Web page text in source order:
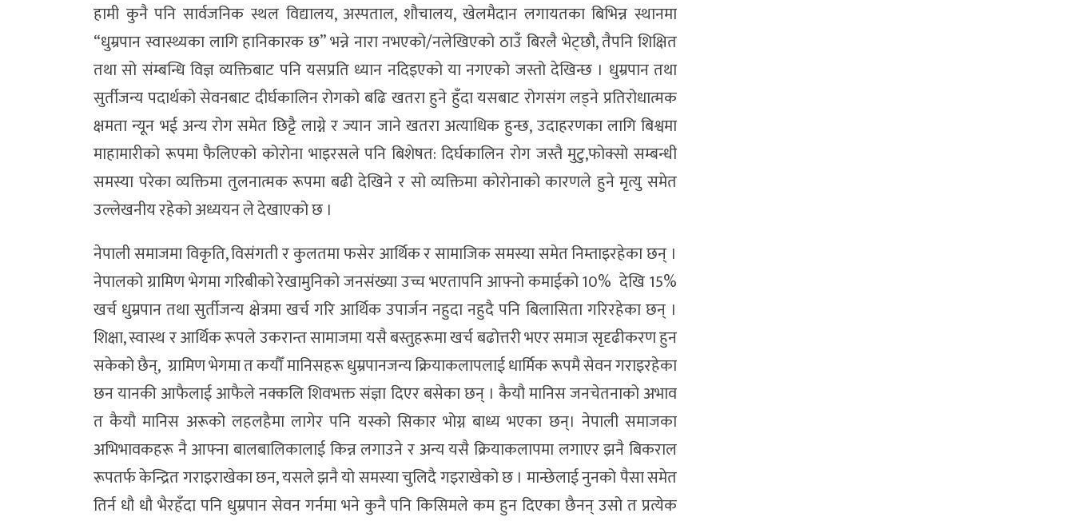
हामी कुनै पनि सार्वजनिक स्थल विद्यालय, अस्पताल, शौचालय, खेलमैदान लगायतका बिभिन्न स्थानमा
“धुम्रपान स्वास्थ्यका लागि हानिकारक छ” भन्ने नारा नभएको/नलेखिएको ठाउँ बिरलै भेट्छौ, तैपनि शिक्षित
तथा सो संम्बन्धि विज्ञ व्यक्तिबाट पनि यसप्रति ध्यान नदिइएको या नगएको जस्तो देखिन्छ । धुम्रपान तथा
सुर्तीजन्य पदार्थको सेवनबाट दीर्घकालिन रोगको बढि खतरा हुने हुँदा यसबाट रोगसंग लड्ने प्रतिरोधात्मक
क्षमता न्यून भई अन्य रोग समेत छिट्टै लाग्ने र ज्यान जाने खतरा अत्याधिक हुन्छ, उदाहरणका लागि बिश्वमा
माहामारीको रूपमा फैलिएको कोरोना भाइरसले पनि बिशेषत: दिर्घकालिन रोग जस्तै मुटु,फोक्सो सम्बन्धी
समस्या परेका व्यक्तिमा तुलनात्मक रूपमा बढी देखिने र सो व्यक्तिमा कोरोनाको कारणले हुने मृत्यु समेत
उल्लेखनीय रहेको अध्ययन ले देखाएको छ ।
नेपाली समाजमा विकृति, विसंगती र कुलतमा फसेर आर्थिक र सामाजिक समस्या समेत निम्ताइरहेका छन् ।
नेपालको ग्रामिण भेगमा गरिबीको रेखामुनिको जनसंख्या उच्च भएतापनि आफ्नो कमाईको 10% देखि 15%
खर्च धुम्रपान तथा सुर्तीजन्य क्षेत्रमा खर्च गरि आर्थिक उपार्जन नहुदा नहुदै पनि बिलासिता गरिरहेका छन् ।
शिक्षा, स्वास्थ र आर्थिक रूपले उकरान्त सामाजमा यसै बस्तुहरूमा खर्च बढोत्तरी भएर समाज सृदृढीकरण हुन
सकेको छैन्, ग्रामिण भेगमा त कयौँ मानिसहरू धुम्रपानजन्य क्रियाकलापलाई धार्मिक रूपमै सेवन गराइरहेका
छन यानकी आफैलाई आफैले नक्कलि शिवभक्त संज्ञा दिएर बसेका छन् । कैयौ मानिस जनचेतनाको अभाव
त कैयौ मानिस अरूको लहलहैमा लागेर पनि यस्को सिकार भोग्न बाध्य भएका छन्। नेपाली समाजका
अभिभावकहरू नै आफ्ना बालबालिकालाई किन्न लगाउने र अन्य यसै क्रियाकलापमा लगाएर झनै बिकराल
रूपतर्फ केन्द्रित गराइराखेका छन, यसले झनै यो समस्या चुलिदै गइराखेको छ । मान्छेलाई नुनको पैसा समेत
तिर्न धौ धौ भैरहँदा पनि धुम्रपान सेवन गर्नमा भने कुनै पनि किसिमले कम हुन दिएका छैनन् उसो त प्रत्येक